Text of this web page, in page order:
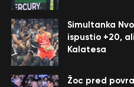
Simultanka
ispustio +20,
Kalatesa
Žoc pred